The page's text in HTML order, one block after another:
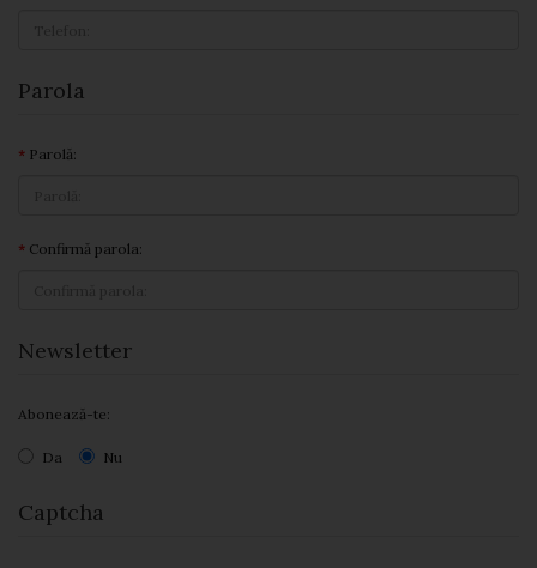
Parola
Parolă:
Confirmă parola:
Newsletter
Abonează-te:
Da Nu
Captcha